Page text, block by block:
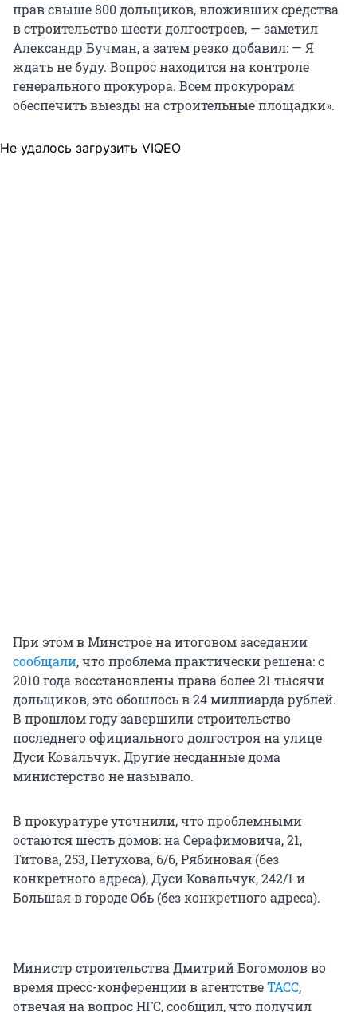
прав свыше 800 дольщиков, вложивших средства
в строительство шести долгостроев, — заметил
Александр Бучман, а затем резко добавил: — Я
ждать не буду. Вопрос находится на контроле
генерального прокурора. Всем прокурорам
обеспечить выезды на строительные площадки».
Не удалось загрузить VIQEO
При этом в Минстрое на итоговом заседании
сообщали, что проблема практически решена: с
2010 года восстановлены права более 21 тысячи
дольщиков, это обошлось в 24 миллиарда рублей.
В прошлом году завершили строительство
последнего официального долгостроя на улице
Дуси Ковальчук. Другие несданные дома
министерство не называло.
В прокуратуре уточнили, что проблемными
остаются шесть домов: на Серафимовича, 21,
Титова, 253, Петухова, 6/6, Рябиновая (без
конкретного адреса), Дуси Ковальчук, 242/1 и
Большая в городе Обь (без конкретного адреса).
Министр строительства Дмитрий Богомолов во
время пресс-конференции в агентствеТАСС,
отвечая на вопрос НГС, сообщил, что получил